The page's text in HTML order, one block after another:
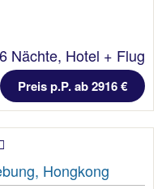
6 Nächte, Hotel + Flug
Preis p.P. ab 2916 €
Hongkong